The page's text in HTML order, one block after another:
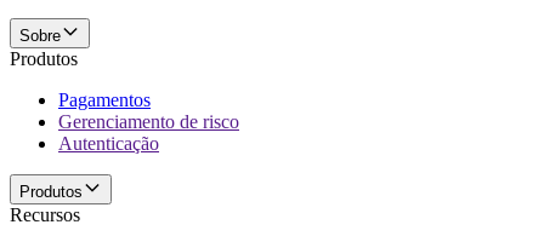
Sobre
Produtos
Pagamentos
Gerenciamento de risco
Autenticação
Produtos
Recursos